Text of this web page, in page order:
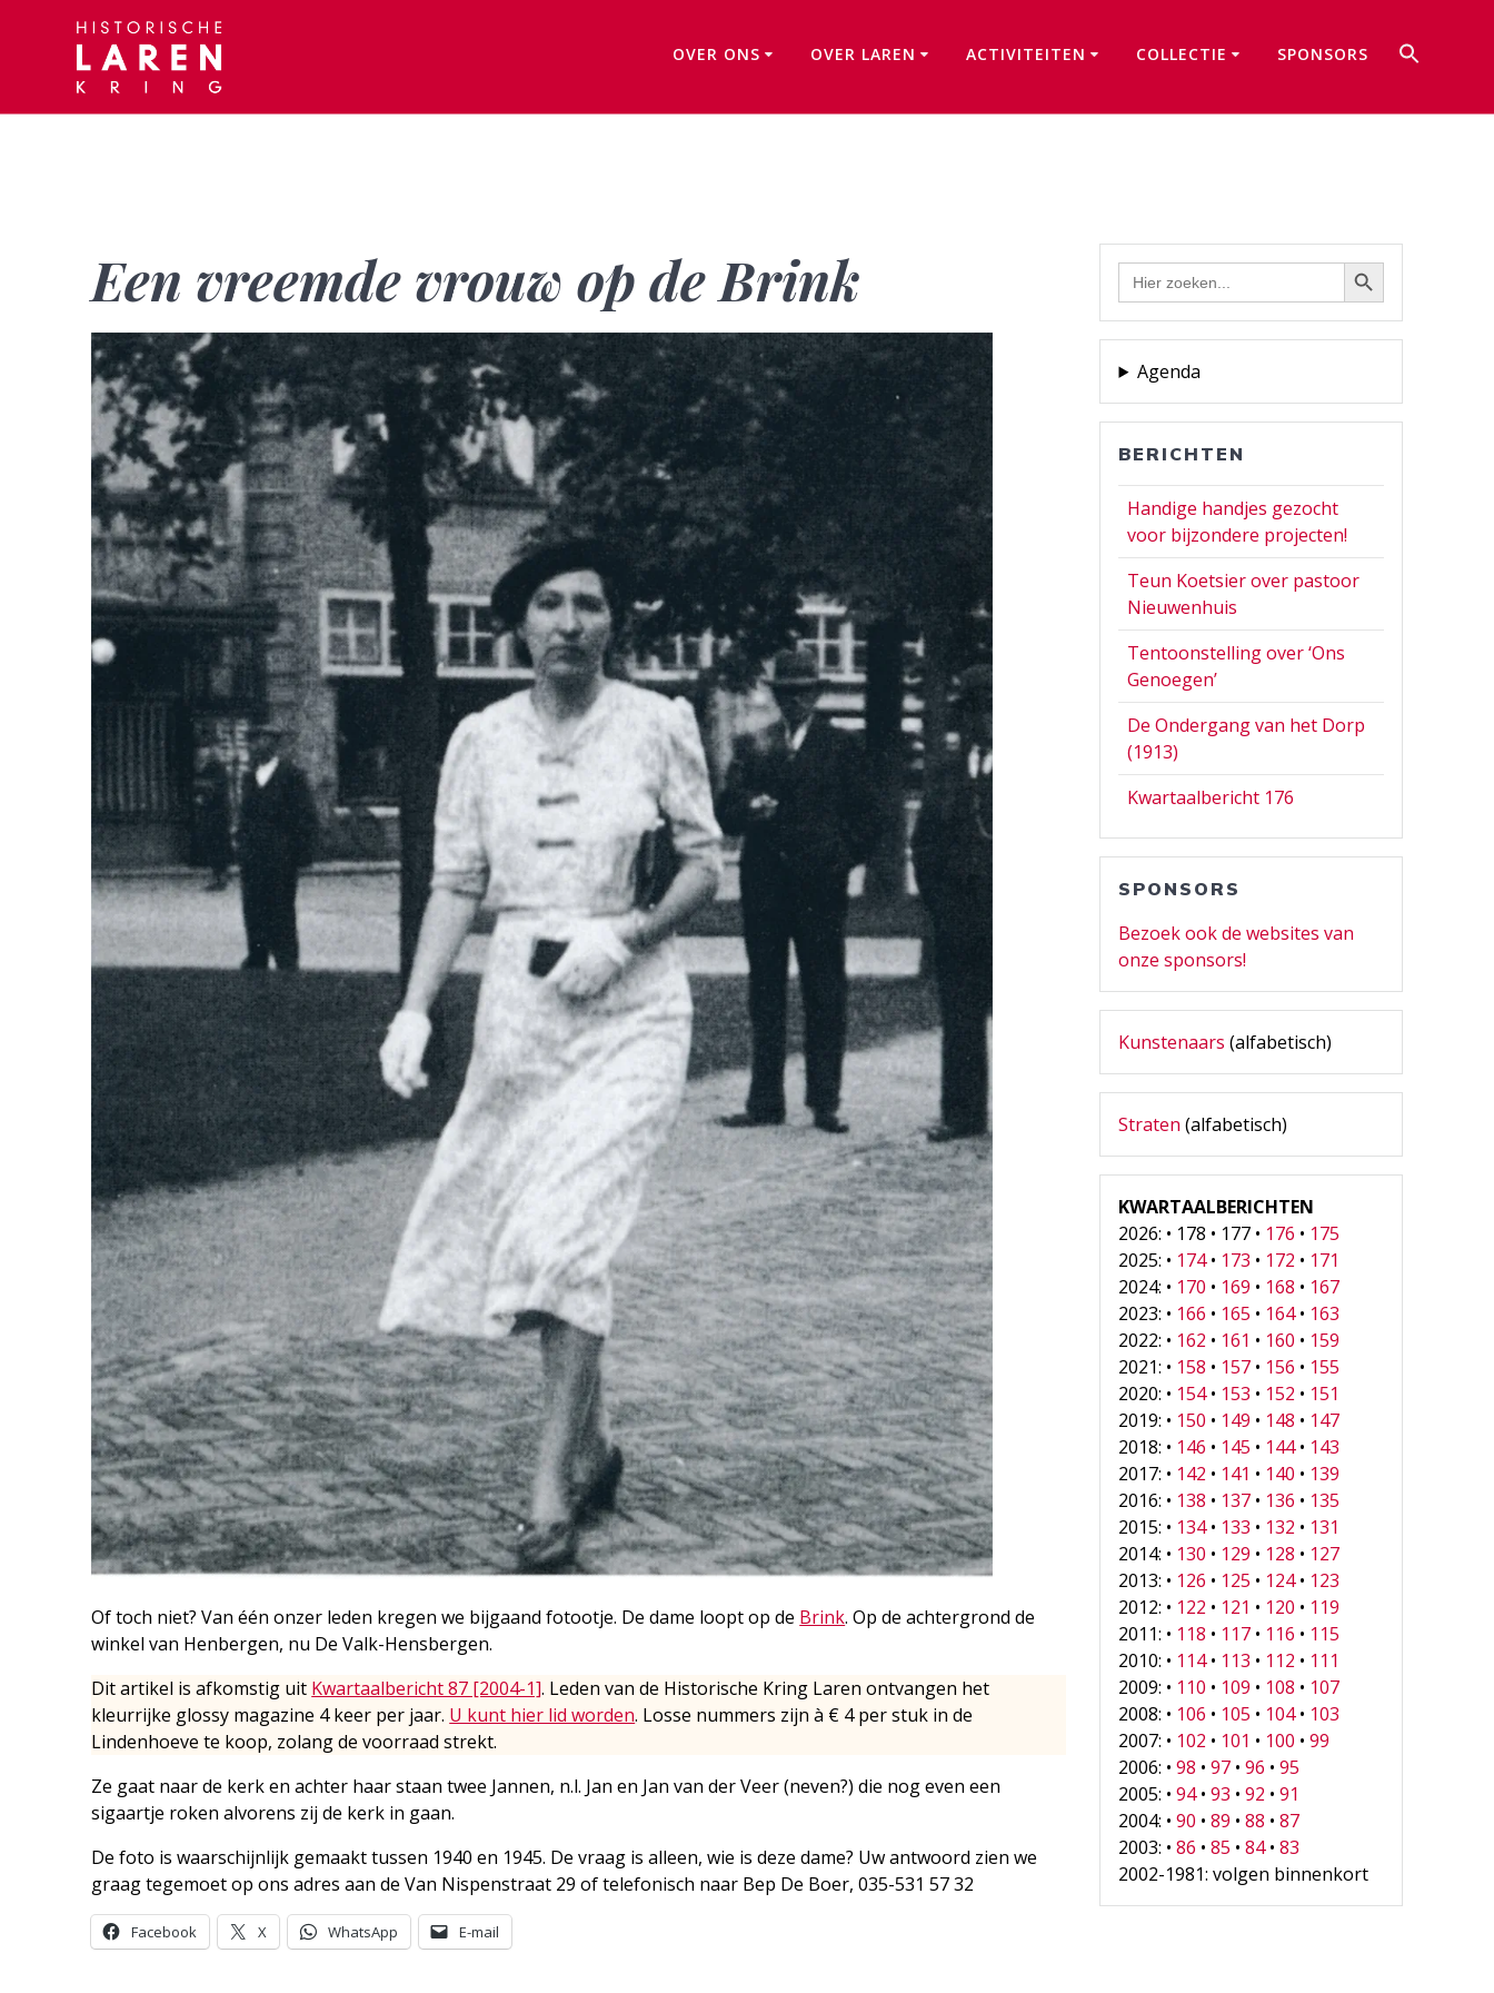
OVER ONS OVER LAREN ACTIVITEITEN COLLECTIE SPONSORS
Een vreemde vrouw op de Brink
Of toch niet? Van één onzer leden kregen we bijgaand fotootje. De dame loopt op de Brink. Op de achtergrond de
winkel van Henbergen, nu De Valk-Hensbergen.
Dit artikel is afkomstig uit Kwartaalbericht 87 [2004-1]. Leden van de Historische Kring Laren ontvangen het
kleurrijke glossy magazine 4 keer per jaar. U kunt hier lid worden. Losse nummers zijn à € 4 per stuk in de
Lindenhoeve te koop, zolang de voorraad strekt.
Ze gaat naar de kerk en achter haar staan twee Jannen, n.l. Jan en Jan van der Veer (neven?) die nog even een
sigaartje roken alvorens zij de kerk in gaan.
De foto is waarschijnlijk gemaakt tussen 1940 en 1945. De vraag is alleen, wie is deze dame? Uw antwoord zien we
graag tegemoet op ons adres aan de Van Nispenstraat 29 of telefonisch naar Bep De Boer, 035-531 57 32
Facebook X WhatsApp E-mail
Zoek
naar:
Zoekknop
Agenda
BERICHTEN
Handige handjes gezocht
voor bijzondere projecten!
Teun Koetsier over pastoor
Nieuwenhuis
Tentoonstelling over ‘Ons
Genoegen’
De Ondergang van het Dorp
(1913)
Kwartaalbericht 176
SPONSORS
Bezoek ook de websites van
onze sponsors!
Kunstenaars (alfabetisch)
Straten (alfabetisch)
KWARTAALBERICHTEN
2026: • 178 • 177 • 176 • 175
2025: • 174• 173 • 172 • 171
2024: • 170 • 169 • 168 • 167
2023: • 166 • 165 • 164• 163
2022: • 162 • 161 • 160 • 159
2021: • 158 • 157 • 156 • 155
2020: • 154• 153 • 152 • 151
2019: • 150 • 149 • 148 • 147
2018: • 146 • 145 • 144• 143
2017: • 142 • 141 • 140 • 139
2016: • 138 • 137 • 136 • 135
2015: • 134• 133 • 132 • 131
2014: • 130 • 129 • 128 • 127
2013: • 126 • 125 • 124• 123
2012: • 122 • 121 • 120 • 119
2011: • 118 • 117 • 116 • 115
2010: • 114• 113 • 112 • 111
2009: • 110 • 109 • 108 • 107
2008: • 106 • 105 • 104• 103
2007: • 102 • 101 • 100 •99
2006: •98 •97 •96 •95
2005: •94•93 •92 •91
2004: •90 •89 •88 •87
2003: •86 •85 •84•83
2002-1981: volgen binnenkort